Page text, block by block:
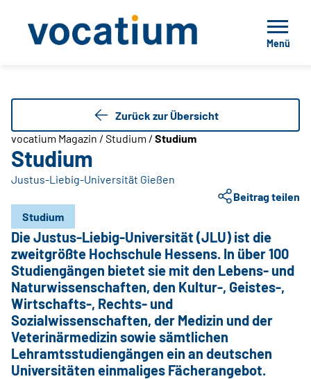
Menü
Zurück zur Übersicht
vocatium Magazin / Studium / Studium
Studium
Justus-Liebig-Universität Gießen
Beitrag teilen
Studium
Die Justus-Liebig-Universität (JLU) ist die
zweitgrößte Hochschule Hessens. In über 100
Studiengängen bietet sie mit den Lebens- und
Naturwissenschaften, den Kultur-, Geistes-,
Wirtschafts-, Rechts- und
Sozialwissenschaften, der Medizin und der
Veterinärmedizin sowie sämtlichen
Lehramtsstudiengängen ein an deutschen
Universitäten einmaliges Fächerangebot.